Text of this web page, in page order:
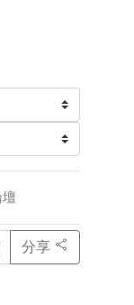
分享